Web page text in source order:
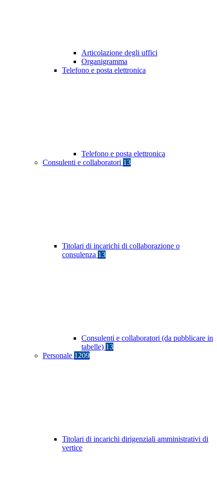
Articolazione degli uffici
Organigramma
Telefono e posta elettronica
Telefono e posta elettronica
Consulenti e collaboratori 13
Titolari di incarichi di collaborazione o
consulenza 13
Consulenti e collaboratori (da pubblicare in
tabelle) 13
Personale 1209
Titolari di incarichi dirigenziali amministrativi di
vertice